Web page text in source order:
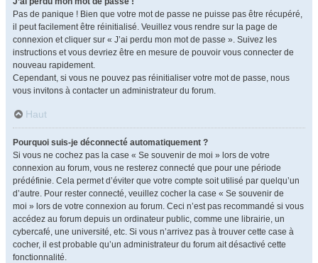
Pas de panique ! Bien que votre mot de passe ne puisse pas être récupéré,
il peut facilement être réinitialisé. Veuillez vous rendre sur la page de
connexion et cliquer sur « J’ai perdu mon mot de passe ». Suivez les
instructions et vous devriez être en mesure de pouvoir vous connecter de
nouveau rapidement.
Cependant, si vous ne pouvez pas réinitialiser votre mot de passe, nous
vous invitons à contacter un administrateur du forum.
Haut
Pourquoi suis-je déconnecté automatiquement ?
Si vous ne cochez pas la case « Se souvenir de moi » lors de votre
connexion au forum, vous ne resterez connecté que pour une période
prédéfinie. Cela permet d’éviter que votre compte soit utilisé par quelqu’un
d’autre. Pour rester connecté, veuillez cocher la case « Se souvenir de
moi » lors de votre connexion au forum. Ceci n’est pas recommandé si vous
accédez au forum depuis un ordinateur public, comme une librairie, un
cybercafé, une université, etc. Si vous n’arrivez pas à trouver cette case à
cocher, il est probable qu’un administrateur du forum ait désactivé cette
fonctionnalité.